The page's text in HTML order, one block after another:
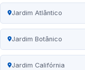
Jardim Atlântico
Jardim Botânico
Jardim Califórnia